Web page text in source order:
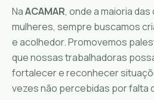
NaACAMAR, onde a maioria
mulheres, sempre buscamos
e acolhedor. Promovemos
que nossas trabalhadoras
fortalecer e reconhecer
vezes não percebidas por falta